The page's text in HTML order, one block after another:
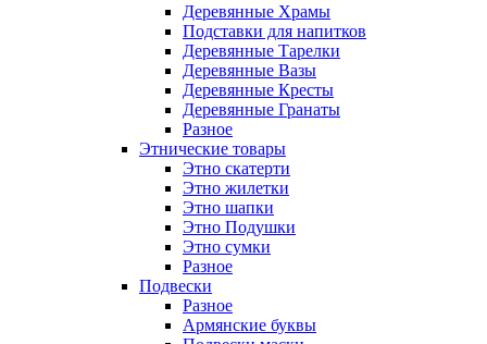
Деревянные Храмы
Подставки для напитков
Деревянные Тарелки
Деревянные Вазы
Деревянные Кресты
Деревянные Гранаты
Разное
Этнические товары
Этно скатерти
Этно жилетки
Этно шапки
Этно Подушки
Этно сумки
Разное
Подвески
Разное
Армянские буквы